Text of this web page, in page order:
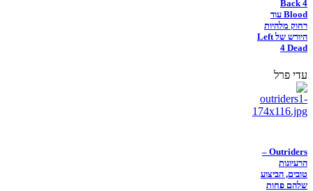
Back 4
Blood עוד
רחוק מלהיות
היורש של Left
4 Dead
עדי פרל
Outriders –
הרעיונות
טובים, הביצוע
שלהם פחות